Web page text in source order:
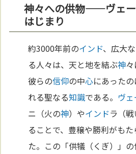
神々への供物——ヴェ
はじまり
約3000年前のインド、広大
る人々は、天と地を結ぶ神
彼らの信仰の中心にあった
れる聖なる知識である。 ヴ
ニ（火の神）やインドラ（
ることで、豊穣や勝利がも
た。この「供犠（くぎ）」